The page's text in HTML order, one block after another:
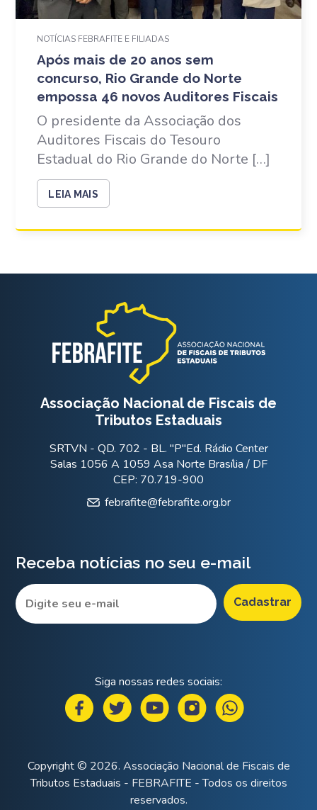
NOTÍCIAS FEBRAFITE E FILIADAS
Após mais de 20 anos sem
concurso, Rio Grande do Norte
empossa 46 novos Auditores Fiscais
O presidente da Associação dos
Auditores Fiscais do Tesouro
Estadual do Rio Grande do Norte […]
LEIA MAIS
Associação Nacional de Fiscais de
Tributos Estaduais
SRTVN - QD. 702 - BL. "P"Ed. Rádio Center
Salas 1056 A 1059 Asa Norte Brasília / DF
CEP: 70.719-900
febrafite@febrafite.org.br
Receba notícias no seu e-mail
Siga nossas redes sociais:
Copyright © 2026. Associação Nacional de Fiscais de
Tributos Estaduais - FEBRAFITE - Todos os direitos
reservados.